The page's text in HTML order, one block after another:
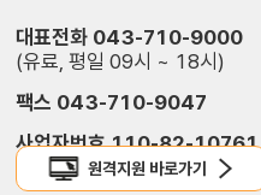
대표전화 043-710-9000
(유료, 평일 09시 ~ 18시)
팩스 043-710-9047
사업자번호 110-82-10761
원격지원 바로가기